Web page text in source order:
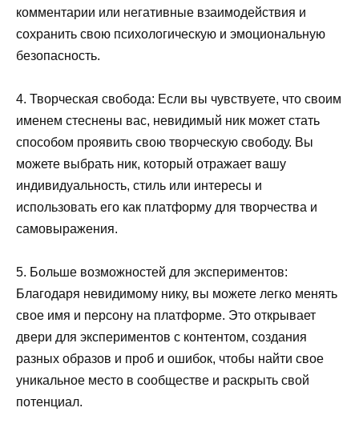
комментарии или негативные взаимодействия и
сохранить свою психологическую и эмоциональную
безопасность.
4. Творческая свобода: Если вы чувствуете, что своим
именем стеснены вас, невидимый ник может стать
способом проявить свою творческую свободу. Вы
можете выбрать ник, который отражает вашу
индивидуальность, стиль или интересы и
использовать его как платформу для творчества и
самовыражения.
5. Больше возможностей для экспериментов:
Благодаря невидимому нику, вы можете легко менять
свое имя и персону на платформе. Это открывает
двери для экспериментов с контентом, создания
разных образов и проб и ошибок, чтобы найти свое
уникальное место в сообществе и раскрыть свой
потенциал.